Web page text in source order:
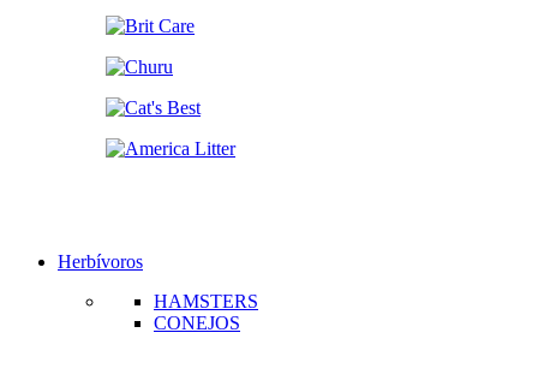
Herbívoros
HAMSTERS
CONEJOS